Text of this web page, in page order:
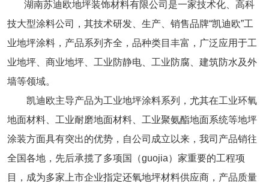
湖南苏迪欧地坪装饰材料有限公司 是一家技术化、高科
技大型涂料公司，其技术研发、生产、销售品牌“凯迪欧”工
业地坪涂料，产品系列齐全，品种类目丰富，广泛应用于工
业地坪、商业地坪、工业防静电、工业防腐、建筑防水及外
墙等领域。
凯迪欧主导产品为工业地坪涂料系列，尤其在工业环氧
地面材料、工业耐磨地面材料、工业聚氨酯地面系统等地坪
涂装方面具有突出的优势，自公司成立以来，我司产品销往
全国各地，先后承揽了多项国（guojia）家重要的工程项
目，成为多家上市企业指定还氧地坪材料供应商，产品质量